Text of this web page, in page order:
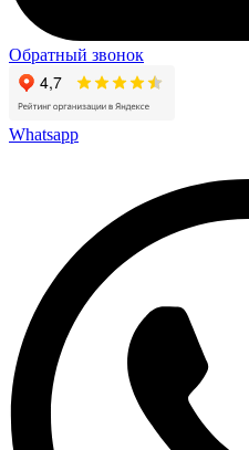
Обратный звонок
Whatsapp